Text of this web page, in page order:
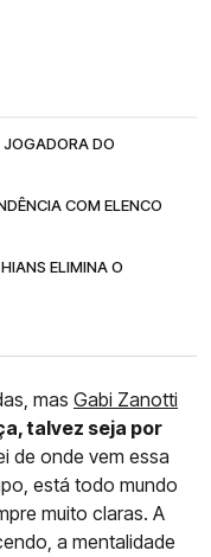
JOGADORA DO
COM ELENCO
ELIMINA O
mas Gabi Zanotti
talvez seja por
de onde vem essa
está todo mundo
muito claras. A
a mentalidade